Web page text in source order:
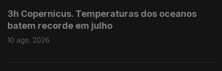
3h Copernicus. Temperaturas dos oceanos
batem recorde em julho
10 ago. 2026